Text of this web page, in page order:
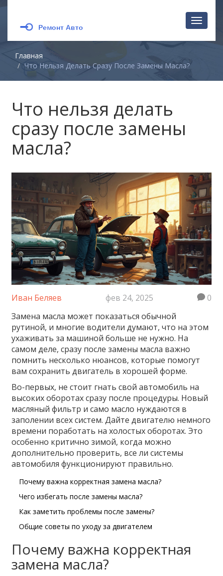
Главная
Что Нельзя Делать Сразу После Замены Масла?
Что нельзя делать
сразу после замены
масла?
Иван Беляев фев 24, 2025
0
Замена масла может показаться обычной
рутиной, и многие водители думают, что на этом
ухаживать за машиной больше не нужно. На
самом деле, сразу после замены масла важно
помнить несколько нюансов, которые помогут
вам сохранить двигатель в хорошей форме.
Во-первых, не стоит гнать свой автомобиль на
высоких оборотах сразу после процедуры. Новый
масляный фильтр и само масло нуждаются в
заполении всех систем. Дайте двигателю немного
времени поработать на холостых оборотах. Это
особенно критично зимой, когда можно
дополнительно проверить, все ли системы
автомобиля функционируют правильно.
Почему важна корректная замена масла?
Чего избегать после замены масла?
Как заметить проблемы после замены?
Общие советы по уходу за двигателем
Почему важна корректная
замена масла?